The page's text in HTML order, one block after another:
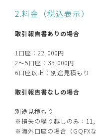
2.料金（税込表示）
取引報告書ありの場合
1口座：22,000円
2～5口座：33,000円
6口座以上：別途見積もり
取引報告書なしの場合
別途見積もり
※損失の繰り越しのみ：
※海外口座の場合（GQFX